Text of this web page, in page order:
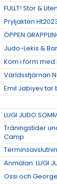
FULLT! Stor &
Pryljakten
ÖPPEN
Judo-Lekis &
Kom i form med
Världsstjärnan
Emil Jabiyev
LUGI JUDO
Träningstider
Camp
Anmälan: LUGI
Ossi och